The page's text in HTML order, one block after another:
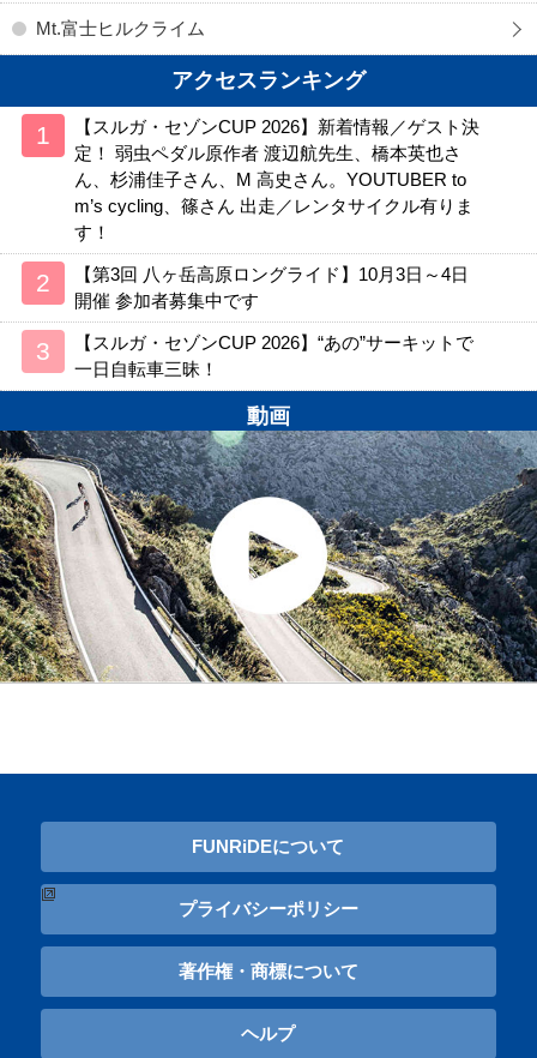
Mt.富士ヒルクライム
アクセスランキング
【スルガ・セゾンCUP 2026】新着情報／ゲスト決
定！ 弱虫ペダル原作者 渡辺航先生、橋本英也さ
ん、杉浦佳子さん、M 高史さん。YOUTUBER to
m’s cycling、篠さん 出走／レンタサイクル有りま
す！
【第3回 八ヶ岳高原ロングライド】10月3日～4日
開催 参加者募集中です
【スルガ・セゾンCUP 2026】“あの”サーキットで
一日自転車三昧！
動画
FUNRiDEについて
プライバシーポリシー
著作権・商標について
ヘルプ